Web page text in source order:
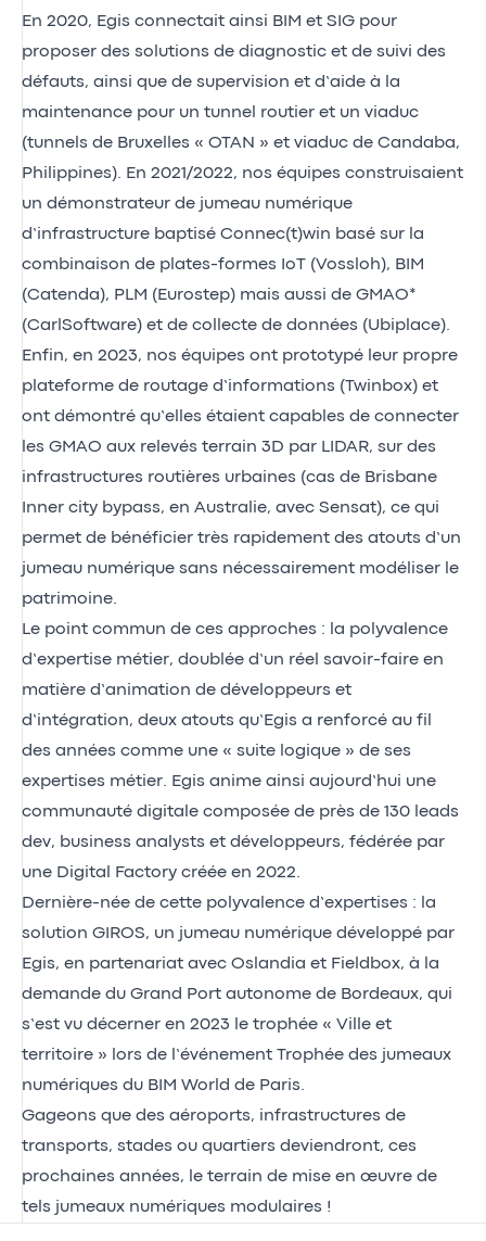
En 2020, Egis connectait ainsi BIM et SIG pour
proposer des solutions de diagnostic et de suivi des
défauts, ainsi que de supervision et d’aide à la
maintenance pour un tunnel routier et un viaduc
(tunnels de Bruxelles « OTAN » et viaduc de Candaba,
Philippines). En 2021/2022, nos équipes construisaient
un démonstrateur de jumeau numérique
d’infrastructure baptisé Connec(t)win basé sur la
combinaison de plates-formes IoT (Vossloh), BIM
(Catenda), PLM (Eurostep) mais aussi de GMAO*
(CarlSoftware) et de collecte de données (Ubiplace).
Enfin, en 2023, nos équipes ont prototypé leur propre
plateforme de routage d’informations (Twinbox) et
ont démontré qu’elles étaient capables de connecter
les GMAO aux relevés terrain 3D par LIDAR, sur des
infrastructures routières urbaines (cas de Brisbane
Inner city bypass, en Australie, avec Sensat), ce qui
permet de bénéficier très rapidement des atouts d’un
jumeau numérique sans nécessairement modéliser le
patrimoine.
Le point commun de ces approches : la polyvalence
d’expertise métier, doublée d’un réel savoir-faire en
matière d’animation de développeurs et
d’intégration, deux atouts qu’Egis a renforcé au fil
des années comme une « suite logique » de ses
expertises métier. Egis anime ainsi aujourd’hui une
communauté digitale composée de près de 130 leads
dev, business analysts et développeurs, fédérée par
une Digital Factory créée en 2022.
Dernière-née de cette polyvalence d’expertises : la
solution GIROS, un jumeau numérique développé par
Egis, en partenariat avec Oslandia et Fieldbox, à la
demande du Grand Port autonome de Bordeaux, qui
s’est vu décerner en 2023 le trophée « Ville et
territoire » lors de l’événement Trophée des jumeaux
numériques du BIM World de Paris.
Gageons que des aéroports, infrastructures de
transports, stades ou quartiers deviendront, ces
prochaines années, le terrain de mise en œuvre de
tels jumeaux numériques modulaires !